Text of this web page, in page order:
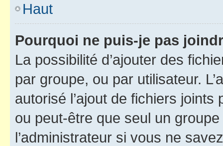
Haut
Pourquoi ne puis-je pas
La possibilité d’ajouter des
par groupe, ou par utilisateur.
autorisé l’ajout de fichiers
ou peut-être que seul un
l’administrateur si vous ne